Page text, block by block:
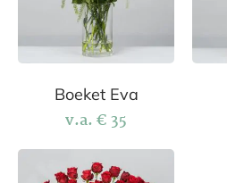
Boeket Eva
v.a.€35